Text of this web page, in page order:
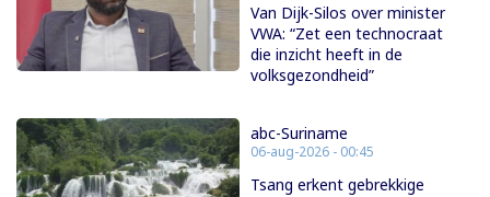
Van Dijk-Silos over minister
VWA: “Zet een technocraat
die inzicht heeft in de
volksgezondheid”
abc-Suriname
06-aug-2026 - 00:45
Tsang erkent gebrekkige